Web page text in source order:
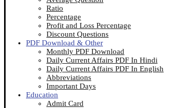
Ratio
Percentage
Profit and Loss Percentage
Discount Questions
PDF Download & Other
Monthly PDF Download
Daily Current Affairs PDF In Hindi
Daily Current Affairs PDF In English
Abbreviations
Important Days
Education
Admit Card